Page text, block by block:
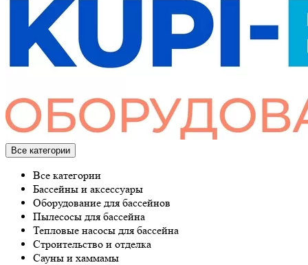
Все категории
Все категории
Бассейны и аксессуары
Оборудование для бассейнов
Пылесосы для бассейна
Тепловые насосы для бассейна
Строительство и отделка
Сауны и хаммамы